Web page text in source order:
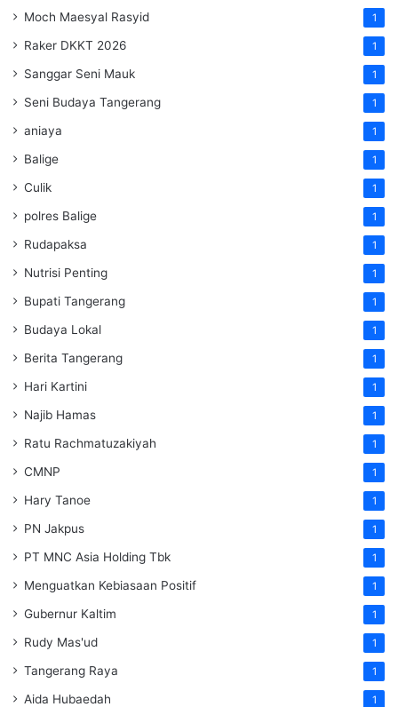
Moch Maesyal Rasyid 1
Raker DKKT 2026 1
Sanggar Seni Mauk 1
Seni Budaya Tangerang 1
aniaya 1
Balige 1
Culik 1
polres Balige 1
Rudapaksa 1
Nutrisi Penting 1
Bupati Tangerang 1
Budaya Lokal 1
Berita Tangerang 1
Hari Kartini 1
Najib Hamas 1
Ratu Rachmatuzakiyah 1
CMNP 1
Hary Tanoe 1
PN Jakpus 1
PT MNC Asia Holding Tbk 1
Menguatkan Kebiasaan Positif 1
Gubernur Kaltim 1
Rudy Mas'ud 1
Tangerang Raya 1
Aida Hubaedah 1